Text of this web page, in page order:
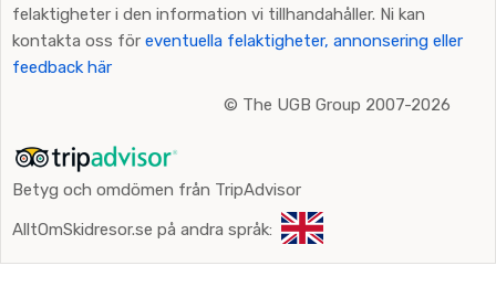
felaktigheter i den information vi tillhandahåller. Ni kan
kontakta oss för eventuella felaktigheter, annonsering eller
feedback här
© The UGB Group 2007-2026
Betyg och omdömen från TripAdvisor
AlltOmSkidresor.se på andra språk: